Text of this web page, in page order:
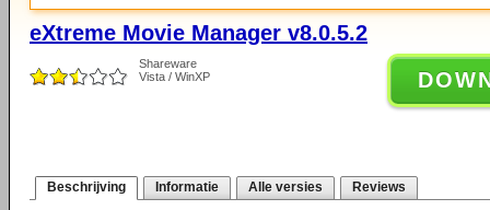
eXtreme Movie Manager v8.0.5.2
Shareware
Vista / WinXP
Beschrijving Informatie Alle versies Reviews